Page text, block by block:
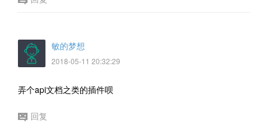
敏的梦想
2018-05-11 20:32:29
弄个api文档之类的插件呗
回复